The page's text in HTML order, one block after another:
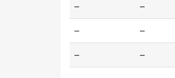
-- --
-- --
-- --